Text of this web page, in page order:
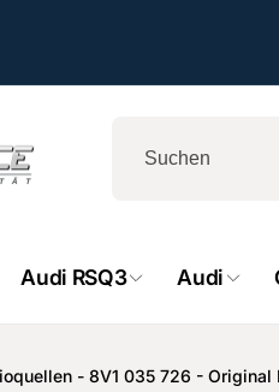
Audi RSQ3 Audi
- 8V1 035 726 -